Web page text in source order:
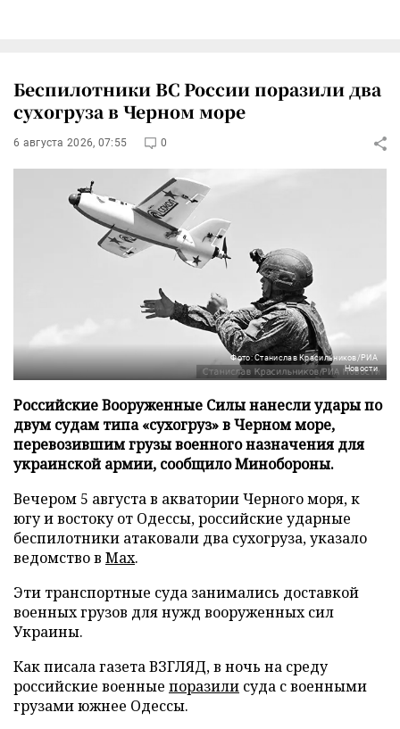
Беспилотники ВС России поразили два
сухогруза в Черном море
6 августа 2026, 07:55 0
Фото: Станислав Красильников/РИА
Новости
Российские Вооруженные Силы нанесли удары по
двум судам типа «сухогруз» в Черном море,
перевозившим грузы военного назначения для
украинской армии, сообщило Минобороны.
Вечером 5 августа в акватории Черного моря, к
югу и востоку от Одессы, российские ударные
беспилотники атаковали два сухогруза, указало
ведомство в Max.
Эти транспортные суда занимались доставкой
военных грузов для нужд вооруженных сил
Украины.
Как писала газета ВЗГЛЯД, в ночь на среду
российские военные поразили суда с военными
грузами южнее Одессы.